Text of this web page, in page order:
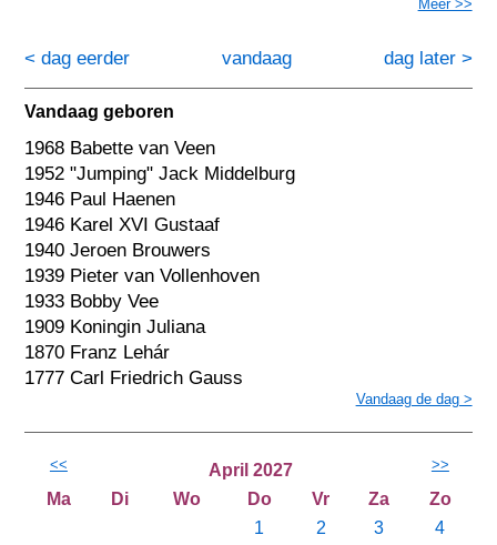
Meer >>
< dag eerder dag later >
vandaag
Vandaag geboren
1968 Babette van Veen
1952 "Jumping" Jack Middelburg
1946 Paul Haenen
1946 Karel XVI Gustaaf
1940 Jeroen Brouwers
1939 Pieter van Vollenhoven
1933 Bobby Vee
1909 Koningin Juliana
1870 Franz Lehár
1777 Carl Friedrich Gauss
Vandaag de dag >
<< April 2027 >>
Ma Di Wo Do Vr Za
Zo
1
2 3
4